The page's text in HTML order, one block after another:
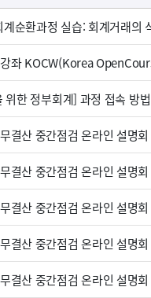
순환과정 실습: 회계거래의
좌 KOCW(Korea
위한 정부회계] 과정 접속 방
결산 중간점검 온라인 설명
결산 중간점검 온라인 설명
결산 중간점검 온라인 설명
결산 중간점검 온라인 설명
결산 중간점검 온라인 설명